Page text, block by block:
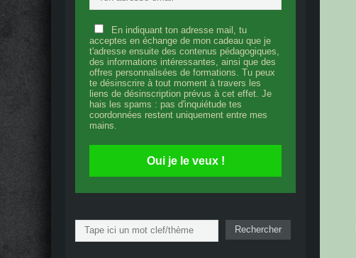
En indiquant ton adresse mail, tu
acceptes en échange de mon cadeau que je
t'adresse ensuite des contenus pédagogiques,
des informations intéressantes, ainsi que des
offres personnalisées de formations. Tu peux
te désinscrire à tout moment à travers les
liens de désinscription prévus à cet effet. Je
hais les spams : pas d'inquiétude tes
coordonnées restent uniquement entre mes
mains.
Oui je le veux !
Rechercher Rechercher